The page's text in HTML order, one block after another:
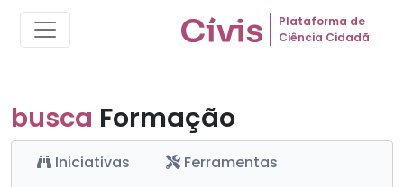
Plataforma de
Ciência Cidadã
busca Formação
Iniciativas
Ferramentas